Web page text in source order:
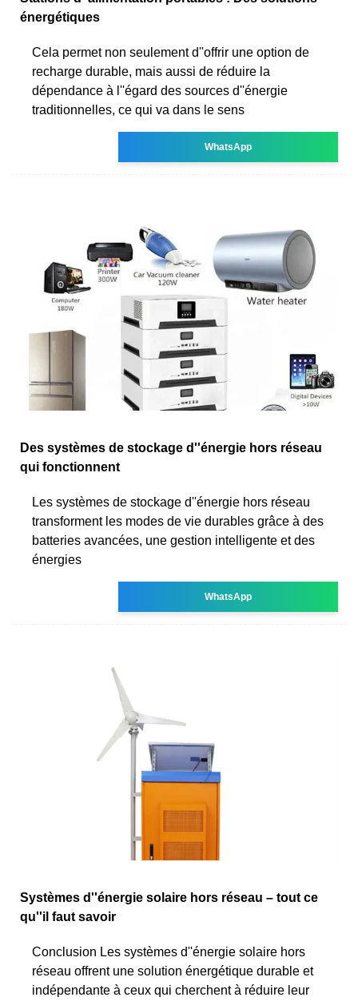
énergétiques
Cela permet non seulement d''offrir une option de
recharge durable, mais aussi de réduire la
dépendance à l''égard des sources d''énergie
traditionnelles, ce qui va dans le sens
WhatsApp
Des systèmes de stockage d''énergie hors réseau
qui fonctionnent
Les systèmes de stockage d''énergie hors réseau
transforment les modes de vie durables grâce à des
batteries avancées, une gestion intelligente et des
énergies
WhatsApp
Systèmes d''énergie solaire hors réseau – tout ce
qu''il faut savoir
Conclusion Les systèmes d''énergie solaire hors
réseau offrent une solution énergétique durable et
indépendante à ceux qui cherchent à réduire leur